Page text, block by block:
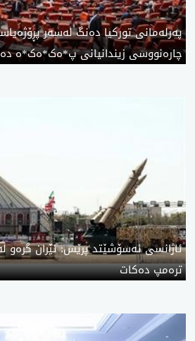
پەرلەمانی تورکیا دەنگ لەسەر
چارەنووسی زیندانیانی پ*ەک*ەک*ە
ئاژانسی ئەسۆشێتد پرێس: ئێران گرەو
ترەمپ دەکات